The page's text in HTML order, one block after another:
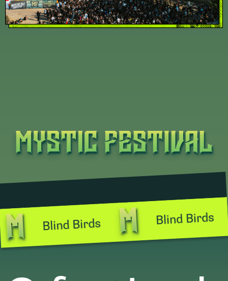
Blind Birds Blind Birds